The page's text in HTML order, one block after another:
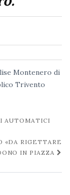
Montenero di
Trivento
AUTOMATICI
«DA RIGETTARE
IN PIAZZA